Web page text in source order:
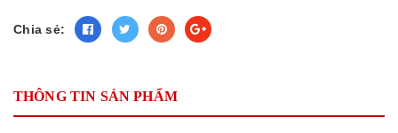
Chia sẻ:
THÔNG TIN SẢN PHẨM